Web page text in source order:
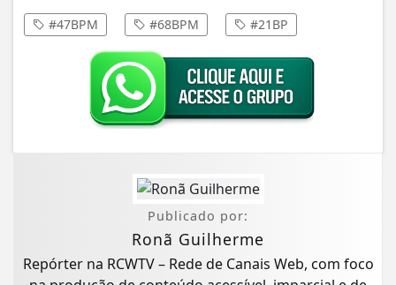
#47BPM #68BPM #21BP
Publicado por:
Ronã Guilherme
Repórter na RCWTV – Rede de Canais Web, com foco